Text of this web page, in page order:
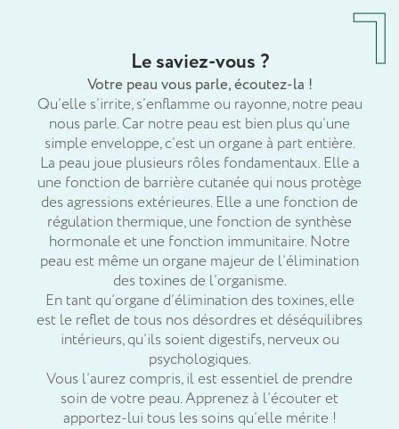
Le saviez-vous ?
Votre peau vous parle, écoutez-la !
Qu’elle s’irrite, s’enflamme ou rayonne, notre peau
nous parle. Car notre peau est bien plus qu’une
simple enveloppe, c’est un organe à part entière.
La peau joue plusieurs rôles fondamentaux. Elle a
une fonction de barrière cutanée qui nous protège
des agressions extérieures. Elle a une fonction de
régulation thermique, une fonction de synthèse
hormonale et une fonction immunitaire. Notre
peau est même un organe majeur de l’élimination
des toxines de l’organisme.
En tant qu’organe d’élimination des toxines, elle
est le reflet de tous nos désordres et déséquilibres
intérieurs, qu’ils soient digestifs, nerveux ou
psychologiques.
Vous l’aurez compris, il est essentiel de prendre
soin de votre peau. Apprenez à l’écouter et
apportez-lui tous les soins qu’elle mérite !